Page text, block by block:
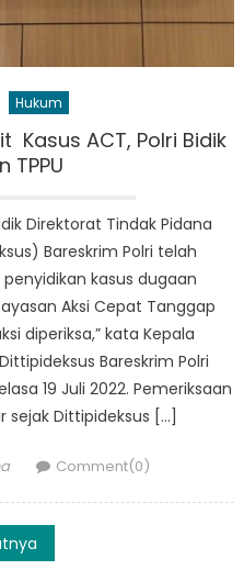
Hukum
Kasus ACT, Polri Bidik
TPPU
Direktorat Tindak Pidana
Bareskrim Polri telah
kasus dugaan
Aksi Cepat Tanggap
diperiksa,” kata Kepala
Bareskrim Polri
19 Juli 2022. Pemeriksaan
sejak Dittipideksus […]
Comment(0)